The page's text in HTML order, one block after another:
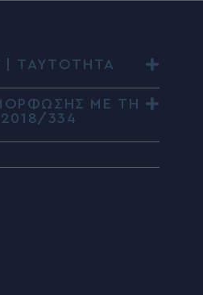
| ΤΑΥΤΟΤΗΤΑ
ΜΕ ΤΗ
334